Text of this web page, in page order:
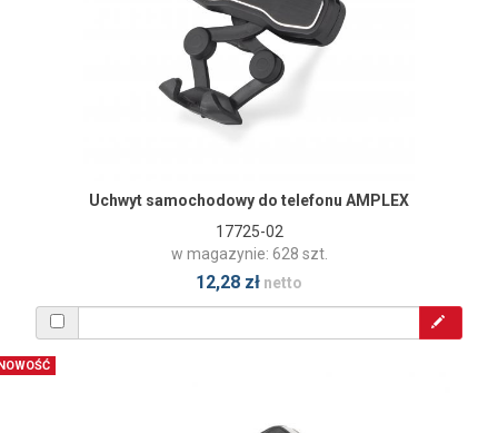
Uchwyt samochodowy do telefonu AMPLEX
17725-02
w magazynie: 628 szt.
12,28 zł netto